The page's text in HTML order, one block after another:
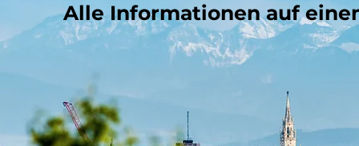
Alle Informationen auf